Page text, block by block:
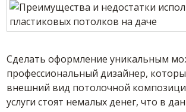
Сделать оформление уникальным
профессиональный дизайнер,
внешний вид потолочной
услуги стоят немалых денег, что в